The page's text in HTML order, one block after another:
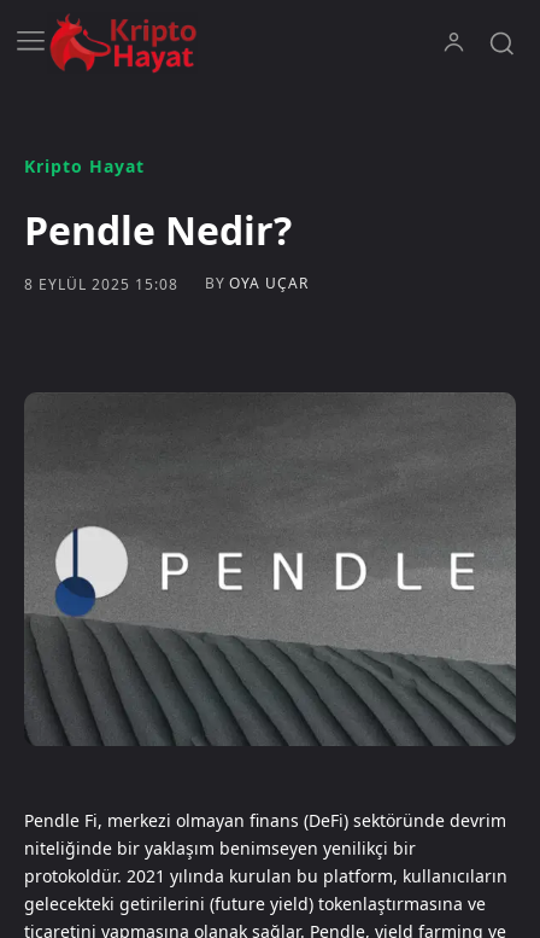
Kripto Hayat
Pendle Nedir?
8 EYLÜL 2025 15:08 BY OYA UÇAR
Pendle Fi, merkezi olmayan finans (DeFi) sektöründe devrim
niteliğinde bir yaklaşım benimseyen yenilikçi bir
protokoldür. 2021 yılında kurulan bu platform, kullanıcıların
gelecekteki getirilerini (future yield) tokenlaştırmasına ve
ticaretini yapmasına olanak sağlar. Pendle, yield farming ve